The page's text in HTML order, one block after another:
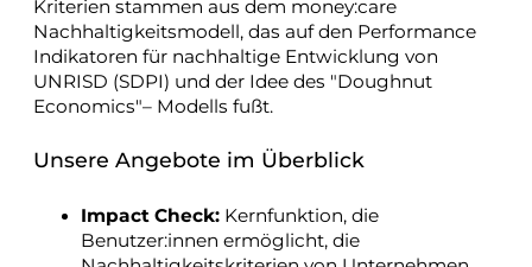
Kriterien stammen aus dem money:care
Nachhaltigkeitsmodell, das auf den Performance
Indikatoren für nachhaltige Entwicklung von
UNRISD (SDPI) und der Idee des "Doughnut
Economics"– Modells fußt.
Unsere Angebote im Überblick
Impact Check: Kernfunktion, die
Benutzer:innen ermöglicht, die